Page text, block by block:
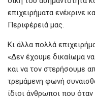
επιχειρήματα ενέκρινε
Περιφέρειά μας.
Κι άλλα πολλά
«Δεν έχουμε δικαίωμα
και να τον στερήσουμε
τρεμάμενη φωνή
ίδιοι άνθρωποι που